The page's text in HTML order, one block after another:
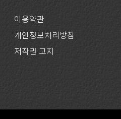
이용약관
개인정보처리방침
저작권 고지